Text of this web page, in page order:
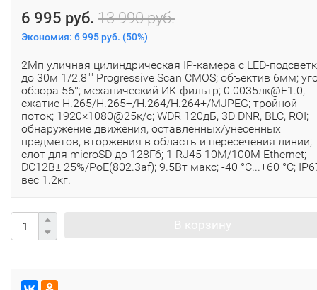
6 995 руб. 13 990 руб.
Экономия: 6 995 руб. (50%)
2Мп уличная цилиндрическая IP-камера с LED-
до 30м 1/2.8"" Progressive Scan CMOS; объектив 6мм;
обзора 56°; механический ИК-фильтр; 0.0035лк@F1.0;
сжатие H.265/H.265+/H.264/H.264+/MJPEG; тройной
поток; 1920×1080@25к/с; WDR 120дБ, 3D DNR, BLC, ROI;
обнаружение движения, оставленных/унесенных
предметов, вторжения в область и пересечения линии;
слот для microSD до 128Гб; 1 RJ45 10M/100M Ethernet;
DC12В± 25%/PoE(802.3af); 9.5Вт макс; -40 °C...+60 °C;
вес 1.2кг.